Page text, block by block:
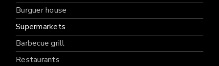
Burguer house
Supermarkets
Barbecue grill
Restaurants